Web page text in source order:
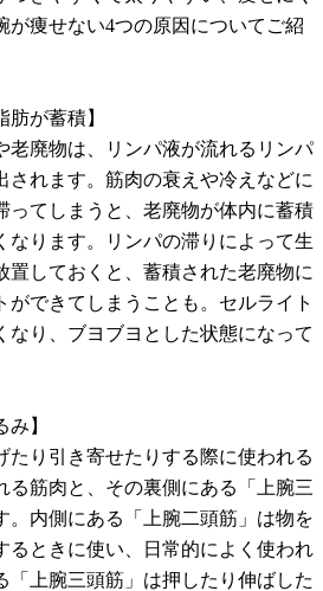
が痩せない4つの原因についてご紹
肪が蓄積】
老廃物は、リンパ液が流れるリンパ
されます。筋肉の衰えや冷えなどに
ってしまうと、老廃物が体内に蓄積
なります。リンパの滞りによって生
置しておくと、蓄積された老廃物に
ができてしまうことも。セルライト
なり、ブヨブヨとした状態になって
】
たり引き寄せたりする際に使われる
る筋肉と、その裏側にある「上腕三
。内側にある「上腕二頭筋」は物を
るときに使い、日常的によく使われ
「上腕三頭筋」は押したり伸ばした